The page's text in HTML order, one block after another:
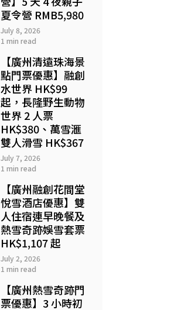
夏令營 RMB5,980
July 8, 2026
1 min read
【廣州清遠珠海景
點門票優惠】融創
水世界 HK$99
起，長隆野生動物
世界 2 人票
HK$380、萬雪滙
雙人滑雪 HK$367
July 7, 2026
1 min read
【廣州融創花間堂
悅雪酒店優惠】雙
人住宿連早晚餐及
熱雪奇跡娛雪套票
HK$1,107 起
July 2, 2026
1 min read
【廣州熱雪奇跡門
票優惠】3 小時初